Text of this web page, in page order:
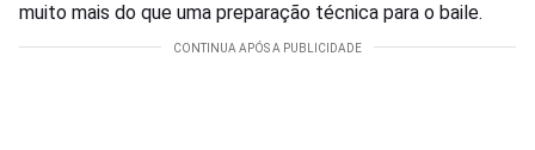
muito mais do que uma preparação técnica para o baile.